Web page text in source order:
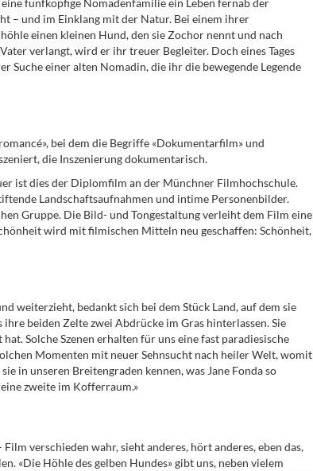
fünfköpfige Nomadenfamilie ein Leben fernab der
– und im Einklang mit der Natur. Bei einem ihrer
einen kleinen Hund, den sie Zochor nennt und nach
verlangt, wird er ihr treuer Begleiter. Doch eines Tages
Suche einer alten Nomadin, die ihr die bewegende Legende
bei dem die Begriffe «Dokumentarfilm» und
die Inszenierung dokumentarisch.
ist dies der Diplomfilm an der Münchner Filmhochschule.
Landschaftsaufnahmen und intime Personenbilder.
Gruppe. Die Bild- und Tongestaltung verleiht dem Film eine
wird mit filmischen Mitteln neu geschaffen: Schönheit,
weiterzieht, bedankt sich bei dem Stück Land, auf dem sie
beiden Zelte zwei Abdrücke im Gras hinterlassen. Sie
Solche Szenen erhalten für uns eine fast paradiesische
Momenten mit neuer Sehnsucht nach heiler Welt, womit
in unseren Breitengraden kennen, was Jane Fonda so
zweite im Kofferraum.»
verschieden wahr, sieht anderes, hört anderes, eben das,
«Die Höhle des gelben Hundes» gibt uns, neben vielem